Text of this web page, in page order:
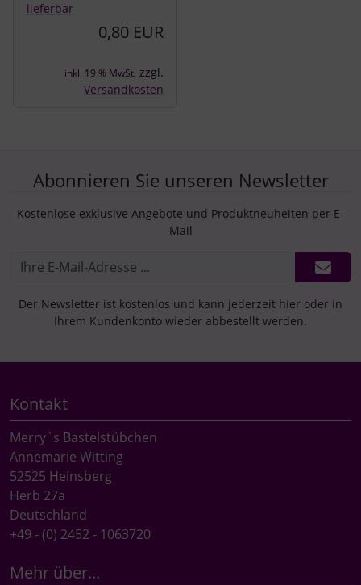
lieferbar
0,80 EUR
inkl. 19 % MwSt. zzgl.
Versandkosten
Abonnieren Sie unseren Newsletter
Kostenlose exklusive Angebote und Produktneuheiten per E-
Mail
Der Newsletter ist kostenlos und kann jederzeit hier oder in
Ihrem Kundenkonto wieder abbestellt werden.
Kontakt
Merry`s Bastelstübchen
Annemarie Witting
52525 Heinsberg
Herb 27a
Deutschland
+49 - (0) 2452 - 1063720
Mehr über...